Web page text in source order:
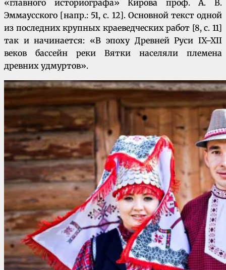
«главного историографа» Кирова проф. А. В.
Эммаусского [напр.: 51, с. 12]. Основной текст одной
из последних крупных краеведческих работ [8, с. 11]
так и начинается: «В эпоху Древней Руси IX–XII
веков бассейн реки Вятки населяли племена
древних удмуртов».